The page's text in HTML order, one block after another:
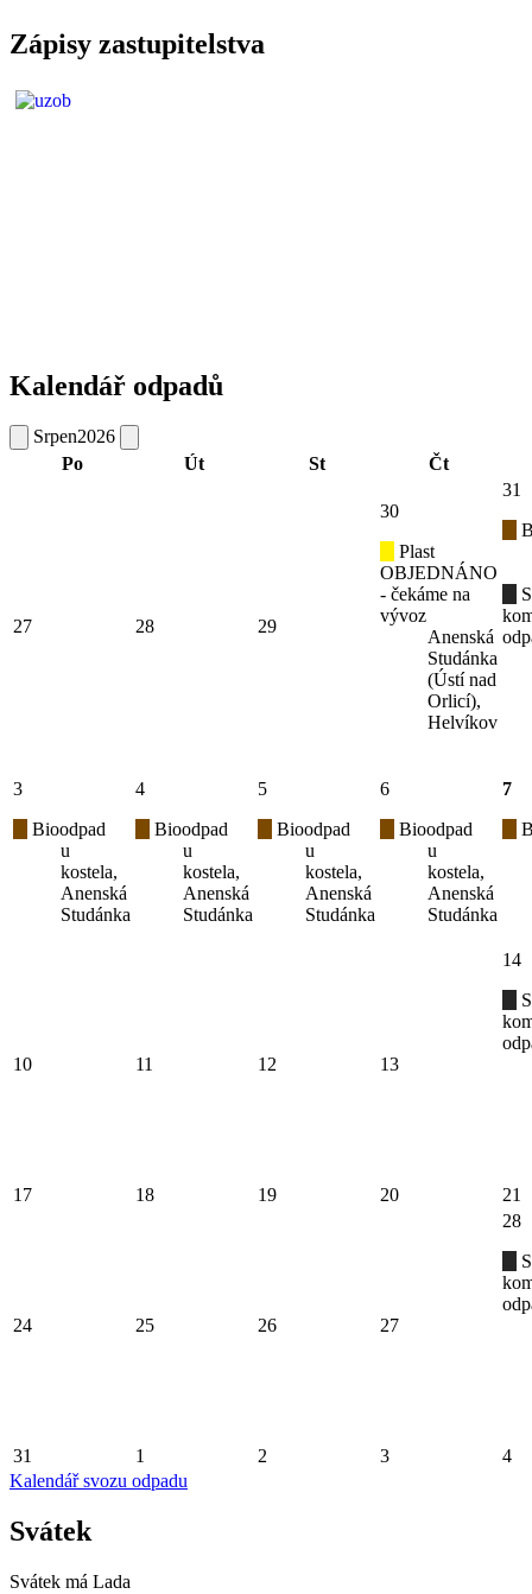
Zápisy zastupitelstva
Kalendář odpadů
Srpen2026
Po
Út St Čt
27 28 29
30
Plast
OBJEDNÁNO
- čekáme na
vývoz
Anenská
Studánka
(Ústí nad
Orlicí),
Helvíkov
31
3
Bioodpad
u
kostela,
Anenská
Studánka
4
Bioodpad
u
kostela,
Anenská
Studánka
5
Bioodpad
u
kostela,
Anenská
Studánka
6
Bioodpad
u
kostela,
Anenská
Studánka
7
10 11 12 13
14
17 18 19 20 21
24 25 26 27
28
31 1 2 3
4
Kalendář svozu odpadu
Svátek
Svátek má Lada